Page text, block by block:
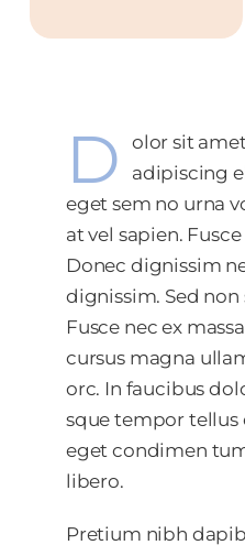
D
olor sit
adipiscing
eget sem no urna
at vel sapien.
Donec dignissim
dignissim. Sed
Fusce nec ex
cursus magna
orc. In faucibus
sque tempor
eget condimen
libero.
Pretium nibh